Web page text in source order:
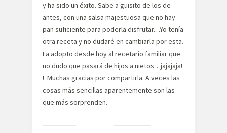
y ha sido un éxito. Sabe a guisito de los de
antes, con una salsa majestuosa que no hay
pan suficiente para poderla disfrutar…Yo tenía
otra receta y no dudaré en cambiarla por esta.
La adopto desde hoy al recetario familiar que
no dudo que pasará de hijos a nietos…jajajaja!
!. Muchas gracias por compartirla. A veces las
cosas más sencillas aparentemente son las
que más sorprenden.